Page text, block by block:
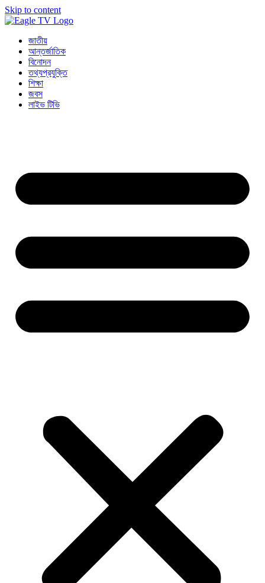
Skip to content
জাতীয়
আন্তর্জাতিক
বিনোদন
তথ্যপ্রযুক্তি
শিক্ষা
জবস
লাইভ টিভি